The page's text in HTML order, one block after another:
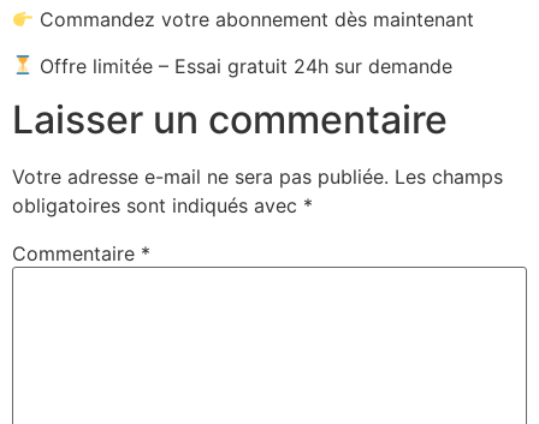
Commandez votre abonnement dès maintenant
Offre limitée – Essai gratuit 24h sur demande
Laisser un commentaire
Votre adresse e-mail ne sera pas publiée. Les champs
obligatoires sont indiqués avec *
Commentaire *